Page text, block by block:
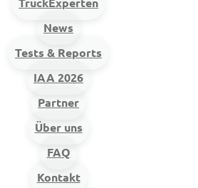
TruckExperten
News
Tests & Reports
IAA 2026
Partner
Über uns
FAQ
Kontakt